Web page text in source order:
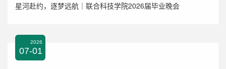
星河赴约，逐梦远航｜联合科技学院2026届毕业晚会
2026
07-01